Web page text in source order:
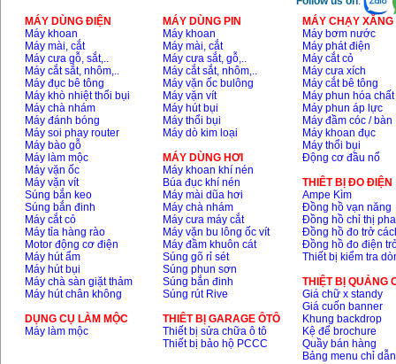
MÁY DÙNG ĐIỆN
Máy khoan
Máy mài, cắt
Máy cưa gỗ, sắt,..
Máy cắt sắt, nhôm,..
Máy đục bê tông
Máy khò nhiệt thổi bụi
Máy chà nhám
Máy đánh bóng
Máy soi phay router
Máy bào gỗ
Máy làm mộc
Máy vặn ốc
Máy vặn vít
Súng bắn keo
Súng bắn đinh
Máy cắt cỏ
Máy tỉa hàng rào
Motor động cơ điện
Máy hút ẩm
Máy hút bụi
Máy chà sàn giặt thảm
Máy hút chân không
DỤNG CỤ LÀM MỘC
Máy làm mộc
MÁY DÙNG PIN
Máy khoan
Máy mài, cắt
Máy cưa sắt, gỗ,..
Máy cắt sắt, nhôm,..
Máy vặn ốc bulông
Máy vặn vít
Máy hút bụi
Máy thổi bụi
Máy dò kim loại
MÁY DÙNG HƠI
Máy khoan khí nén
Búa đục khí nén
Máy mài dũa hơi
Máy chà nhám
Máy cưa máy cắt
Máy vặn bu lông ốc vít
Máy đầm khuôn cát
Súng gõ rỉ sét
Súng phun sơn
Súng bắn đinh
Súng rút Rive
THIÊT BỊ GARAGE ÔTÔ
Thiết bị sửa chữa ô tô
Thiết bị bảo hộ PCCC
MÁY CHẠY
Máy bơm nước
Máy phát điện
Máy cắt cỏ
Máy cưa xích
Máy cắt bê tông
Máy phun hóa chất
Máy phun áp lực
Máy đầm cóc / bàn
Máy khoan đục
Máy thổi bụi
Động cơ đầu nổ
THIÊT BỊ ĐO ĐIỆN
Ampe Kìm
Đồng hồ vạn năng
Đồng hồ chỉ thị pha
Đồng hồ đo trở
Đồng hồ đo điện
Thiết bị kiểm tra
THIỆT BỊ QUẢNG
Giá chữ x standy
Giá cuốn banner
Khung backdrop
Kệ để brochure
Quầy bán hàng
Bảng menu chỉ dẫn